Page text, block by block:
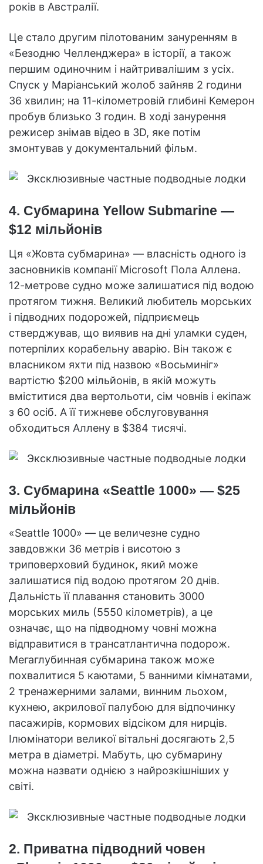
років в Австралії.
Це стало другим пілотованим зануренням в
«Безодню Челленджера» в історії, а також
першим одиночним і найтривалішим з усіх.
Спуск у Маріанський жолоб зайняв 2 години
36 хвилин; на 11-кілометровій глибині Кемерон
пробув близько 3 годин. В ході занурення
режисер знімав відео в 3D, яке потім
змонтував у документальний фільм.
4. Субмарина Yellow Submarine —
$12 мільйонів
Ця «Жовта субмарина» — власність одного із
засновників компанії Microsoft Пола Аллена.
12-метрове судно може залишатися під водою
протягом тижня. Великий любитель морських
і підводних подорожей, підприємець
стверджував, що виявив на дні уламки суден,
потерпілих корабельну аварію. Він також є
власником яхти під назвою «Восьминіг»
вартістю $200 мільйонів, в якій можуть
вміститися два вертольоти, сім човнів і екіпаж
з 60 осіб. А її тижневе обслуговування
обходиться Аллену в $384 тисячі.
3. Субмарина «Seattle 1000» — $25
мільйонів
«Seattle 1000» — це величезне судно
завдовжки 36 метрів і висотою з
триповерховий будинок, який може
залишатися під водою протягом 20 днів.
Дальність її плавання становить 3000
морських миль (5550 кілометрів), а це
означає, що на підводному човні можна
відправитися в трансатлантична подорож.
Мегаглубинная субмарина також може
похвалитися 5 каютами, 5 ванними кімнатами,
2 тренажерними залами, винним льохом,
кухнею, акрилової палубою для відпочинку
пасажирів, кормових відсіком для нирців.
Ілюмінатори великої вітальні досягають 2,5
метра в діаметрі. Мабуть, цю субмарину
можна назвати однією з найрозкішніших у
світі.
2. Приватна підводний човен